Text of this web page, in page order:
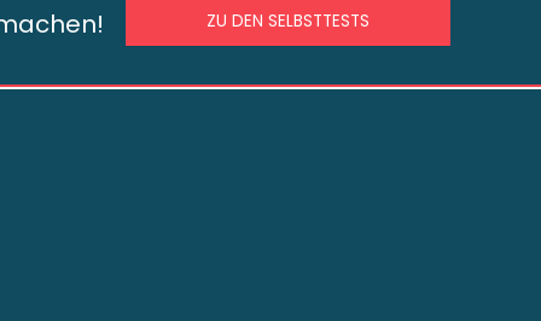
ZU DEN SELBSTTESTS